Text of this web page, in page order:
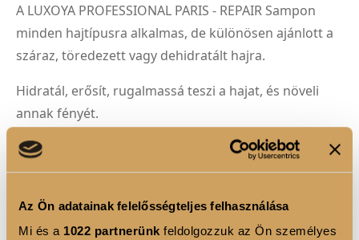
Az Ön adatainak felelősségteljes felhasználása
Mi és a 1022 partnerünk feldolgozzuk az Ön személyes
A LUXOYA PROFESSIONAL PARIS - REPAIR Sampon
minden hajtípusra alkalmas, de különösen ajánlott a
száraz, töredezett vagy dehidratált hajra.
Hidratál, erősít, rugalmassá teszi a hajat, és növeli
annak fényét.
Tapasztalja meg a professzionális hajápolás luxusát
otthonában a LUXOYA PROFESSIONAL PARIS - REPAIR